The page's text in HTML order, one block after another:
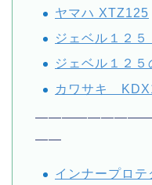
ヤマハ XTZ125
ジェベル１２５
ジェベル１２５
カワサキ
——
インナープロテ